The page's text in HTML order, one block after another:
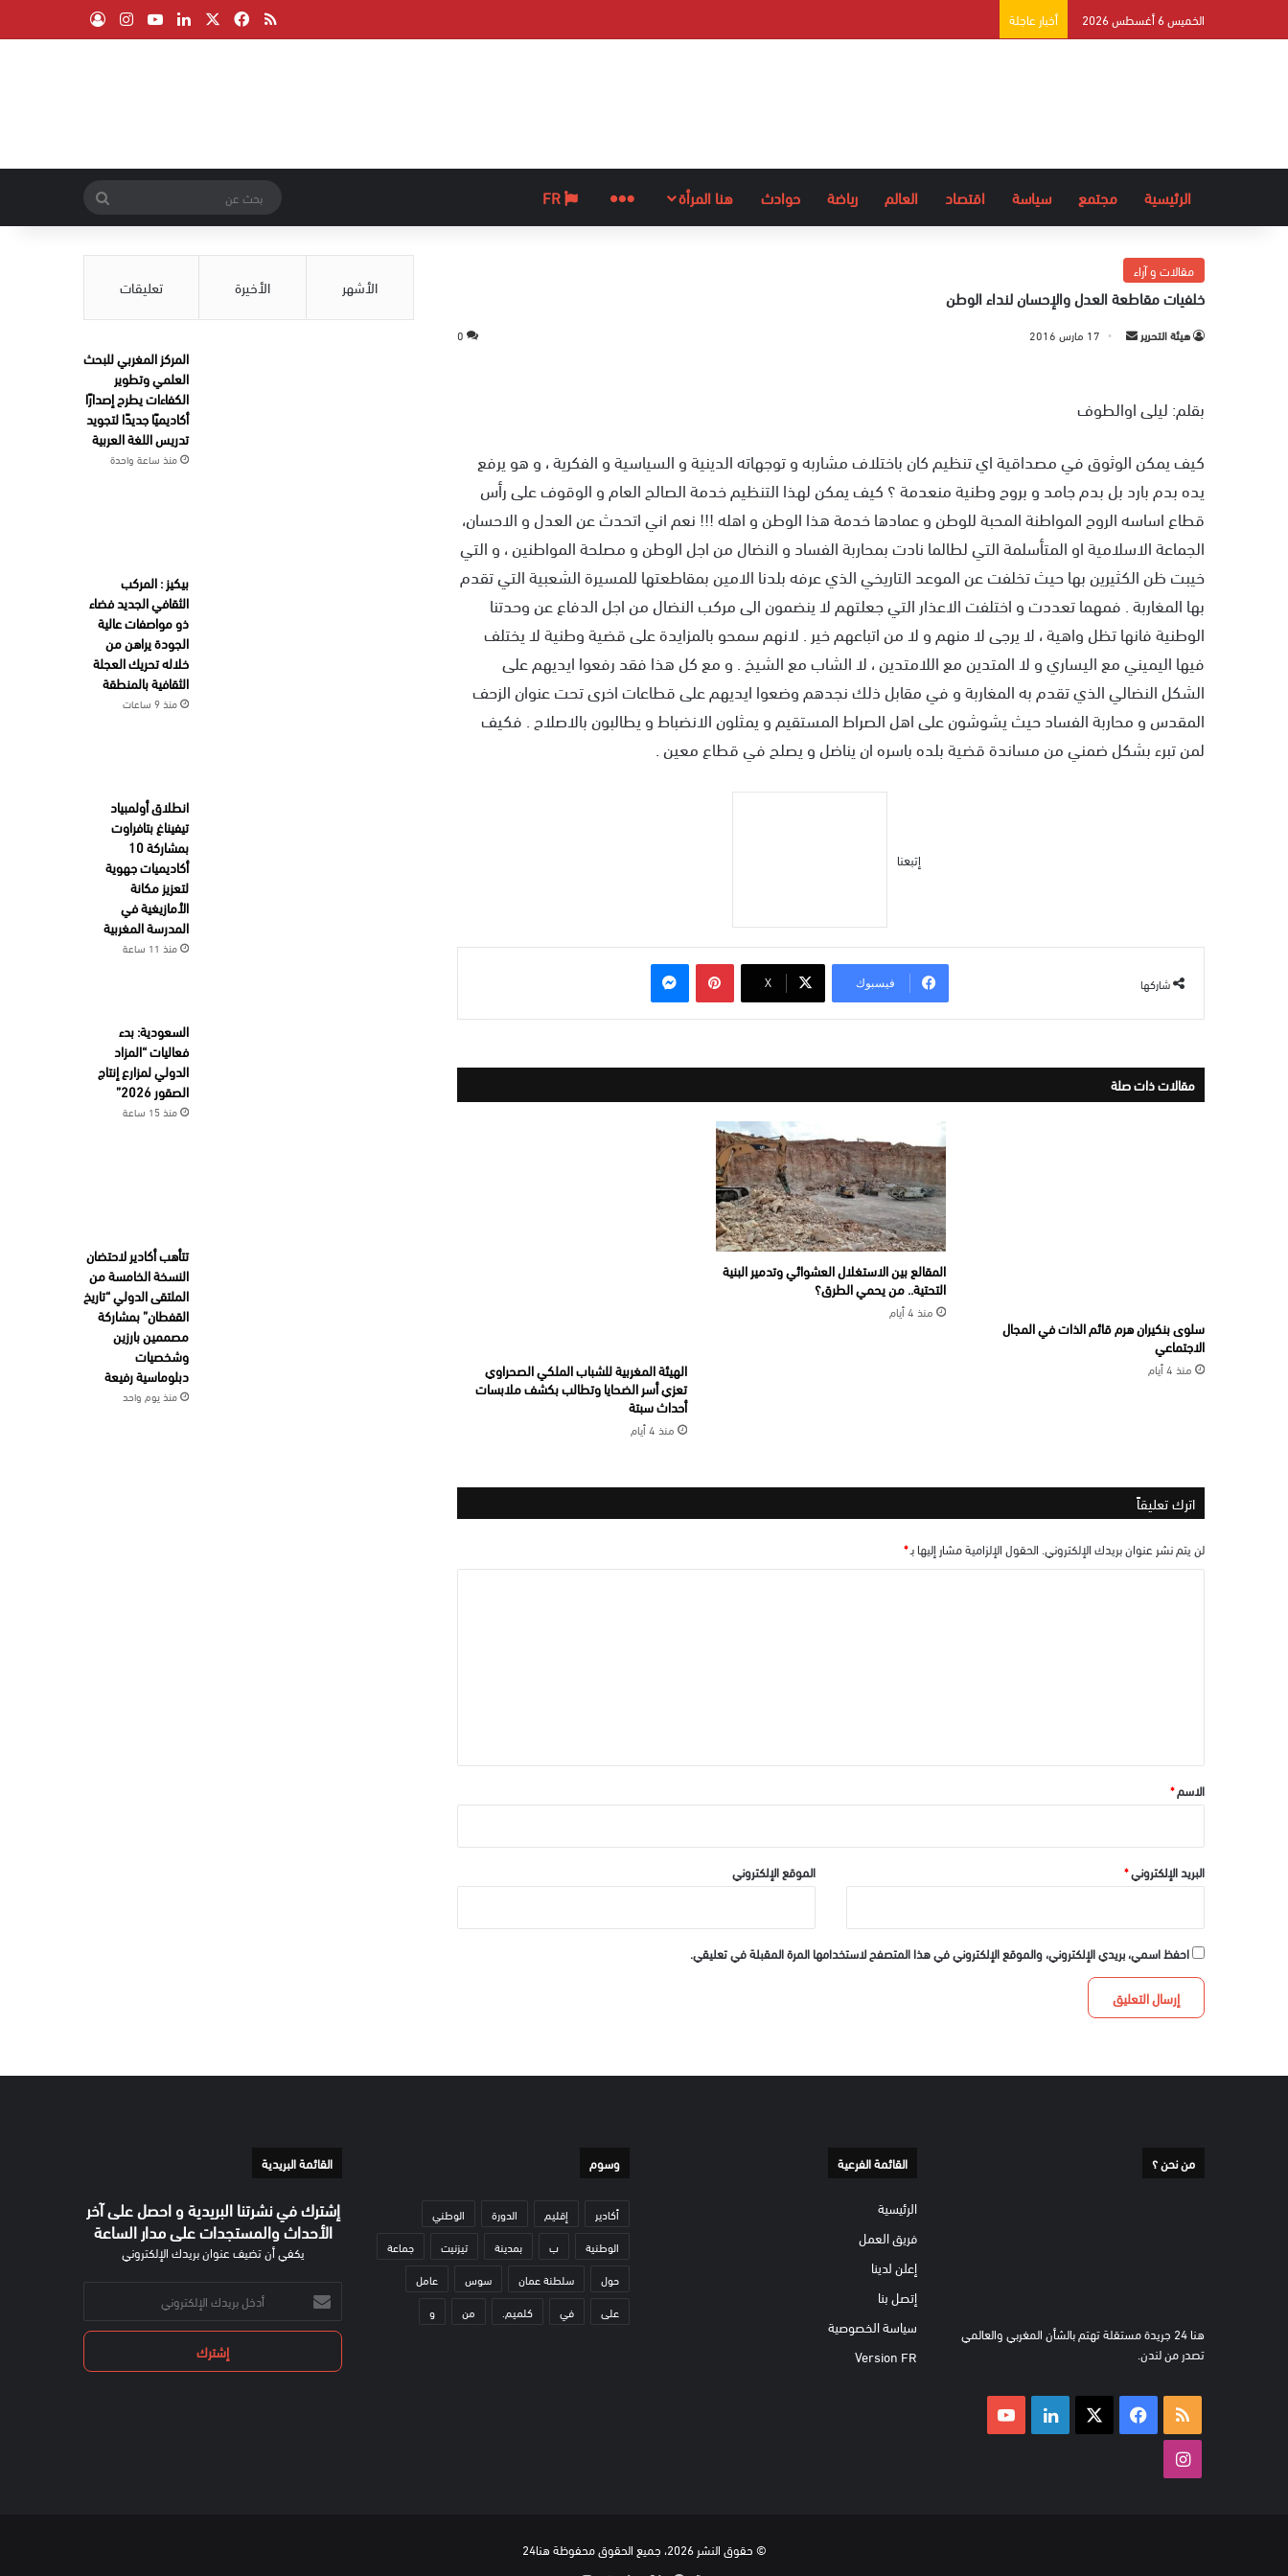
الخميس 6 أغسطس 2026 أخبار عاجلة ملخص الموقع RSS
فيسبوك لينكدإن ‫YouTube
انستقرام
الرئيسية مجتمع سياسة اقتصاد العالم رياضة حوادث هنا المرأة المزيد
عن
مقالات و آراء
خلفيات مقاطعة العدل والإحسان لنداء الوطن
هيئة التحرير
ل
ي
د
ا
ك
ر
ي
ا
17 مارس 2016 0
بقلم: ليلى اوالطوف
كيف يمكن الوثوق في مصداقية اي تنظيم كان باختلاف مشاربه و توجهاته الدينية و السياسية و الفكرية ، و هو يرفع
يده بدم بارد بل بدم جامد و بروح وطنية منعدمة ؟ كيف يمكن لهذا التنظيم خدمة الصالح العام و الوقوف على رأس
قطاع اساسه الروح المواطنة المحبة للوطن و عمادها خدمة هذا الوطن و اهله !!! نعم اني اتحدث عن العدل و الاحسان،
الجماعة الاسلامية او المتأسلمة التي لطالما نادت بمحاربة الفساد و النضال من اجل الوطن و مصلحة المواطنين ، و التي
خيبت ظن الكثيرين بها حيث تخلفت عن الموعد التاريخي الذي عرفه بلدنا الامين بمقاطعتها للمسيرة الشعبية التي تقدم
بها المغاربة . فمهما تعددت و اختلفت الاعذار التي جعلتهم لا ينضمون الى مركب النضال من اجل الدفاع عن وحدتنا
الوطنية فانها تظل واهية ، لا يرجى لا منهم و لا من اتباعهم خير . لانهم سمحو بالمزايدة على قضية وطنية لا يختلف
فيها اليميني مع اليساري و لا المتدين مع اللامتدين ، لا الشاب مع الشيخ . و مع كل هذا فقد رفعوا ايديهم على
الشكل النضالي الذي تقدم به المغاربة و في مقابل ذلك نجدهم وضعوا ايديهم على قطاعات اخرى تحت عنوان الزحف
المقدس و محاربة الفساد حيث يشوشون على اهل الصراط المستقيم و يمثلون الانضباط و يطالبون بالاصلاح . فكيف
لمن تبرء بشكل ضمني من مساندة قضية بلده باسره ان يناضل و يصلح في قطاع معين .
إتبعنا
شاركها فيسبوك ‫X
بينتيريست
مقالات ذات صلة
سلوى بنكيران هرم قائم الذات في المجال
الاجتماعي
منذ 4 أيام
المقالع بين الاستغلال العشوائي وتدمير البنية
التحتية.. من يحمي الطرق؟
منذ 4 أيام
الهيئة المغربية للشباب الملكي الصحراوي
تعزي أسر الضحايا وتطالب بكشف ملابسات
أحداث سبتة
منذ 4 أيام
اترك تعليقاً
لن يتم نشر عنوان بريدك الإلكتروني. الحقول الإلزامية مشار إليها بـ*
*الاسم*
البريد الإلكتروني* الموقع الإلكتروني
احفظ اسمي، بريدي الإلكتروني، والموقع الإلكتروني في هذا المتصفح لاستخدامها المرة المقبلة في تعليقي.
الأشهر الأخيرة تعليقات
المركز المغربي للبحث
العلمي وتطوير
الكفاءات يطرح إصدارًا
أكاديميًا جديدًا لتجويد
تدريس اللغة العربية
منذ ساعة واحدة
بيكيز : المركب
الثقافي الجديد فضاء
ذو مواصفات عالية
الجودة يراهن من
خلاله تحريك العجلة
الثقافية بالمنطقة
منذ 9 ساعات
انطلاق أولمبياد
تيفيناغ بتافراوت
بمشاركة 10
أكاديميات جهوية
لتعزيز مكانة
الأمازيغية في
المدرسة المغربية
منذ 11 ساعة
السعودية: بدء
فعاليات “المزاد
الدولي لمزارع إنتاج
الصقور 2026”
منذ 15 ساعة
تتأهب أكادير لاحتضان
النسخة الخامسة من
الملتقى الدولي “تاريخ
القفطان” بمشاركة
مصممين بارزين
وشخصيات
دبلوماسية رفيعة
منذ يوم واحد
من نحن ؟
هنا 24 جريدة مستقلة تهتم بالشأن المغربي والعالمي
تصدر من لندن.
ملخص فيسبوك لينكدإن
القائمة الفرعية
الرئيسية
فريق العمل
إعلن لدينا
إتصل بنا
سياسة الخصوصية
Version FR
وسوم
أكادير إقليم الدورة
الوطني
الوطنية
ب بمدينة تيزنيت
جماعة
حول
سلطنة عمان سوس
عامل
على
في كلميم. من و
القائمة البريدية
إشترك في نشرتنا البريدية و احصل على آخر
الأحداث والمستجدات على مدار الساعة
يكفي أن تضيف عنوان بريدك الإلكتروني
أدخل
بريدك
الإلكتروني
© حقوق النشر 2026، جميع الحقوق محفوظة هنا24